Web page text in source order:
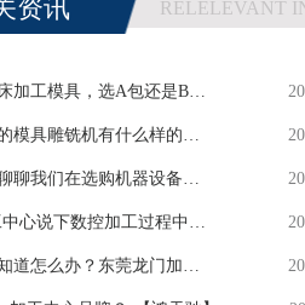
资讯 RELELEVANT
加工模具，选A包还是B
厂家意见-鸿天驰
模具雕铣机有什么样的优
】
聊我们在选购机器设备的
天驰】
心说下数控加工过程中发
-【鸿天驰】
道怎么办？东莞龙门加工